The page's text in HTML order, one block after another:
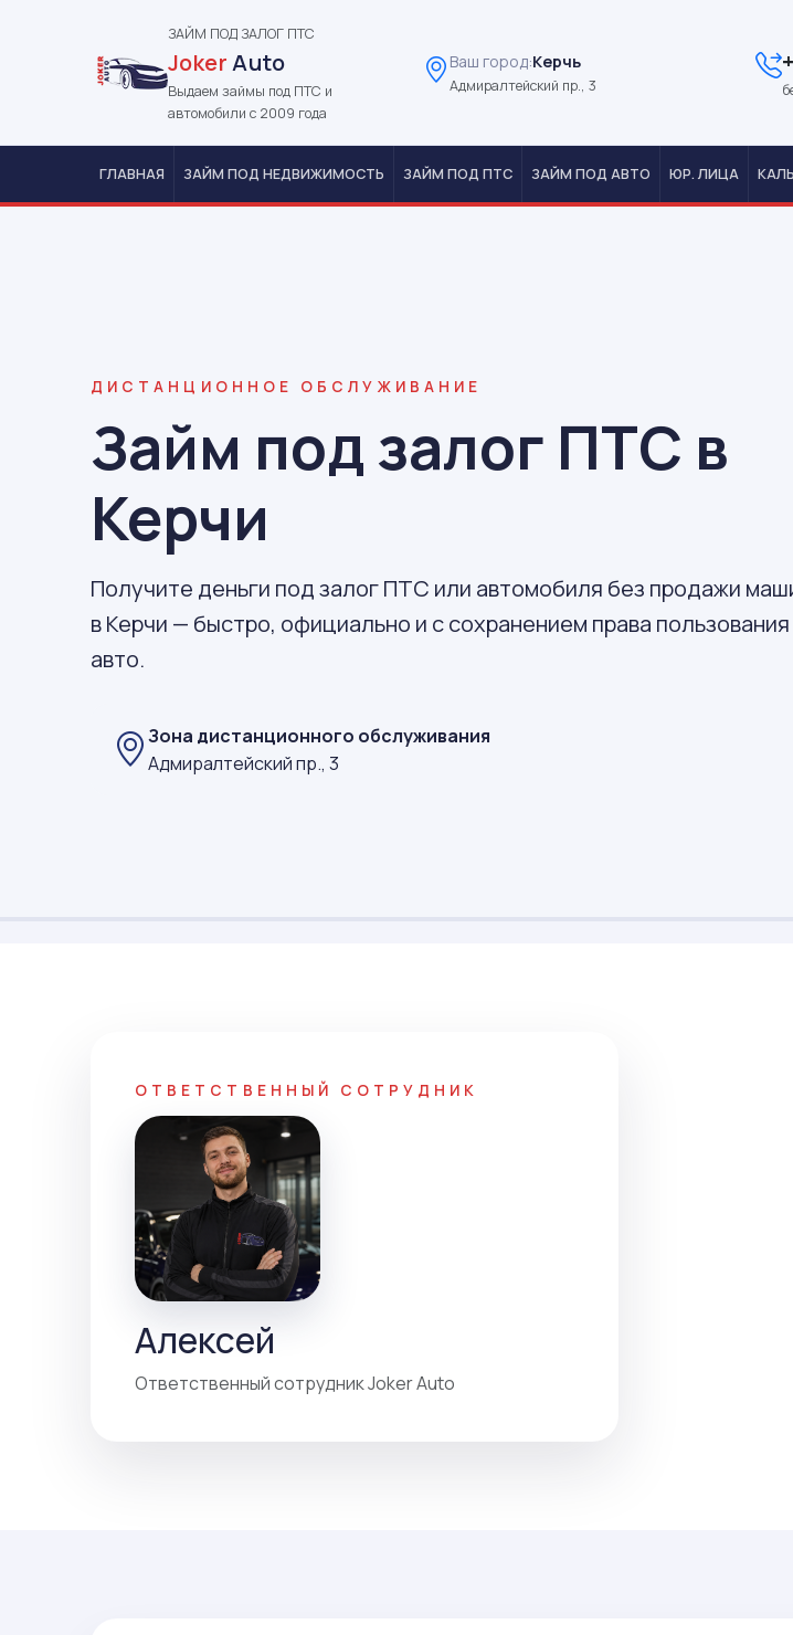
ЗАЙМ ПОД ЗАЛОГ ПТС
JokerAuto
Выдаем займы под ПТС и
автомобили с 2009 года
Ваш город:Керчь
Адмиралтейский пр., 3
ГЛАВНАЯ ЗАЙМ ПОД НЕДВИЖИМОСТЬ ЗАЙМ ПОД ПТС ЗАЙМ ПОД АВТО ЮР. ЛИЦА
ДИСТАНЦИОННОЕ ОБСЛУЖИВАНИЕ
Займ под залог ПТС в
Керчи
Получите деньги под залог ПТС или автомобиля без продажи
в Керчи — быстро, официально и с сохранением права пользования
авто.
Зона дистанционного обслуживания
Адмиралтейский пр., 3
ОТВЕТСТВЕННЫЙ СОТРУДНИК
Алексей
Ответственный сотрудник Joker Auto